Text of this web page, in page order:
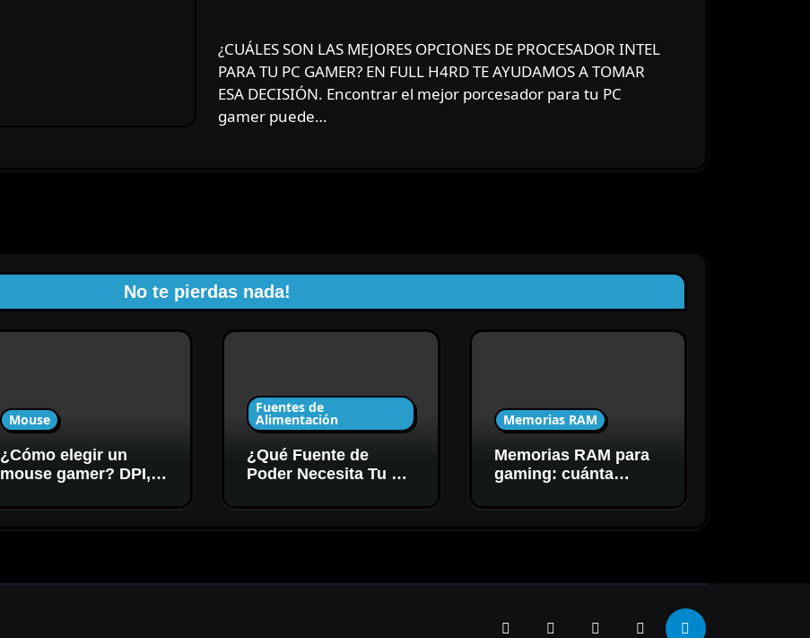
¿CUÁLES SON LAS MEJORES OPCIONES DE PROCESADOR INTEL
PARA TU PC GAMER? EN FULL H4RD TE AYUDAMOS A TOMAR
ESA DECISIÓN. Encontrar el mejor porcesador para tu PC
gamer puede…
No te pierdas nada!
Mouse
¿Cómo elegir un
mouse gamer? DPI,
Fuentes de
Alimentación
¿Qué Fuente de
Poder Necesita Tu PC
Certificación
Memorias RAM
Memorias RAM para
gaming: cuánta
velocidad necesitás